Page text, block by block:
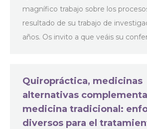
magnífico trabajo sobre los
resultado de su trabajo de
años. Os invito a que veáis su
Quiropráctica, medicinas
alternativas
medicina tradicional:
diversos para el